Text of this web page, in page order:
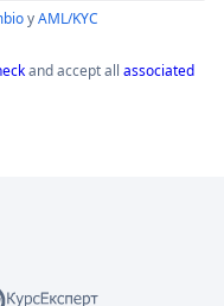
yAML/KYC
and accept all associated